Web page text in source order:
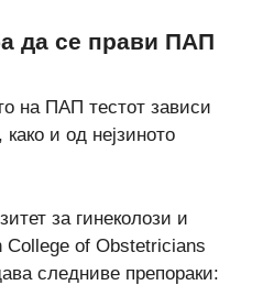
да се прави ПАП
на ПАП тестот зависи
и од нејзиното
за гинеколози и
of Obstetricians
следниве препораки: